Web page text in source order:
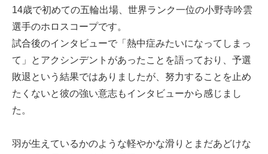
14歳で初めての五輪出場、世界ランク一位の小野寺吟雲
選手のホロスコープです。
試合後のインタビューで「熱中症みたいになってしまっ
て」とアクシンデントがあったことを語っており、予選
敗退という結果ではありましたが、努力することを止め
たくないと彼の強い意志もインタビューから感じまし
た。
羽が生えているかのような軽やかな滑りとまだあどけな